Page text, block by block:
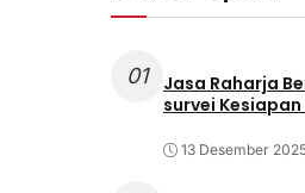
01
Jasa Raharja
survei
13 Desember